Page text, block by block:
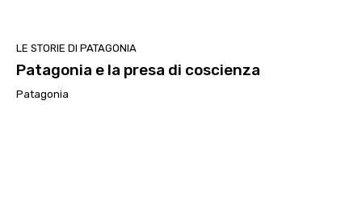
LE STORIE DI PATAGONIA
Patagonia e la presa di coscienza
Patagonia